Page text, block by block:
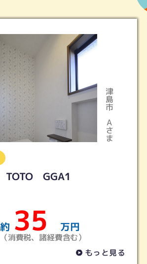
トイレ
LIXIL／アメージュ便器リトイレ
費用 約 19
（消費税、諸経費含む）
もっと見